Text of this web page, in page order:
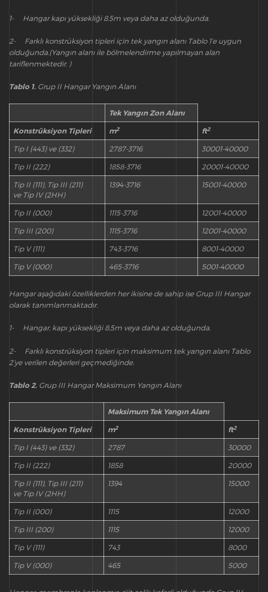
1- Hangar kapı yüksekliği 8.5m veya daha az olduğunda.
2- Farklı konstrüksiyon tipleri için tek yangın alanı Tablo 1’e uygun
olduğunda.(Yangın alanı ile bölmelendirme yapılmayan alan
tariflenmektedir. )
Tablo 1. Grup II Hangar Yangın Alanı
Tek Yangın Zon Alanı
Konstrüksiyon Tipleri
m2 ft2
Tip I (443) ve (332) 2787-3716 30001-40000
Tip II (222) 1858-3716 20001-40000
Tip II (111), Tip III (211)
ve Tip IV (2HH)
1394-3716 15001-40000
Tip II (000) 1115-3716 12001-40000
Tip III (200) 1115-3716 12001-40000
Tip V (111) 743-3716 8001-40000
Tip V (000) 465-3716 5001-40000
Hangar aşağıdaki özelliklerden her ikisine de sahip ise Grup III Hangar
olarak tanımlanmaktadır.
1- Hangar, kapı yüksekliği 8.5m veya daha az olduğunda.
2- Farklı konstrüksiyon tipleri için maksimum tek yangın alanı Tablo
2’ye verilen değerleri geçmediğinde.
Tablo 2. Grup III Hangar Maksimum Yangın Alanı
Maksimum Tek Yangın Alanı
Konstrüksiyon Tipleri
m2 ft2
Tip I (443) ve (332) 2787 30000
Tip II (222) 1858 20000
Tip II (111), Tip III (211)
ve Tip IV (2HH)
1394 15000
Tip II (000) 1115 12000
Tip III (200) 1115 12000
Tip V (111) 743 8000
Tip V (000) 465 5000